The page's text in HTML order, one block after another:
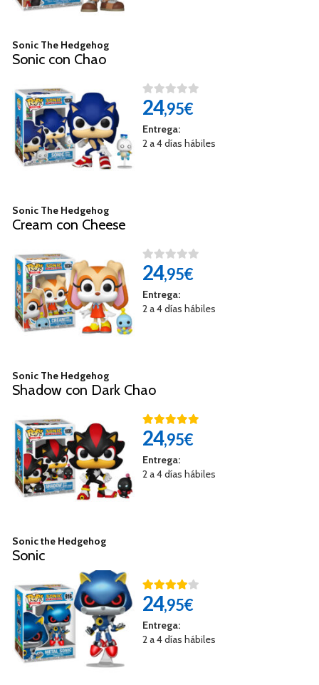
Sonic The Hedgehog
Sonic con Chao
24,95€
Entrega:
2 a 4 días hábiles
Sonic The Hedgehog
Cream con Cheese
24,95€
Entrega:
2 a 4 días hábiles
Sonic The Hedgehog
Shadow con Dark Chao
24,95€
Entrega:
2 a 4 días hábiles
Sonic the Hedgehog
Sonic
24,95€
Entrega:
2 a 4 días hábiles